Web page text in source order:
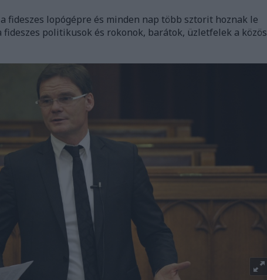
fideszes lopógépre és minden nap több sztorit hoznak le
fideszes politikusok és rokonok, barátok, üzletfelek a közös